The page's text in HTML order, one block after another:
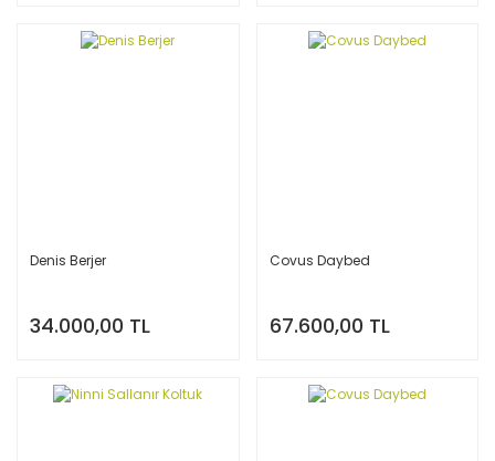
Denis Berjer
34.000,00 TL
Covus Daybed
67.600,00 TL